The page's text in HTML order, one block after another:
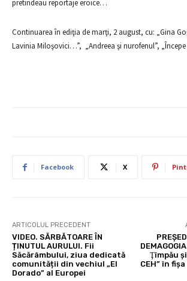
pretindeau reportaje eroice…
Continuarea în ediţia de marţi, 2 august, cu: „Gina
Lavinia Miloşovici…”, „Andreea şi nurofenul”,
Facebook X
ARTICOLUL PRECEDENT
VIDEO. SĂRBĂTOARE ÎN
ȚINUTUL AURULUI. Fii
Săcărâmbului, ziua dedicată
comunității din vechiul „El
Dorado” al Europei
Ţîmpău
CEH” în